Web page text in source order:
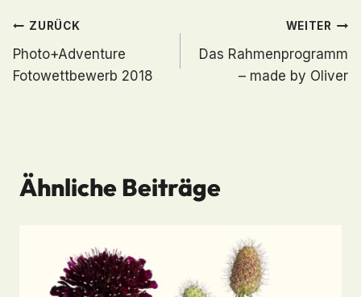
Fotocredits: ©Photo+Adventure/Martina Draper
Schlagworte:
Beitragsnavigation
ZURÜCK
Photo+Adventure
Das Rahmenprogramm